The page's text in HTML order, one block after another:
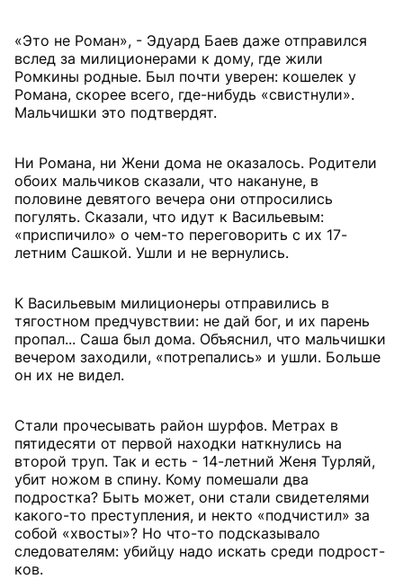
«Это не Роман», - Эдуард Баев даже отправился
вслед за милиционерами к дому, где жили
Ромкины родные. Был почти уверен: кошелек у
Романа, скорее всего, где-нибудь «свистнули».
Мальчишки это подтвердят.
Ни Романа, ни Жени дома не оказалось. Родители
обоих мальчиков сказали, что накануне, в
половине девятого вечера они отпросились
погулять. Сказали, что идут к Васильевым:
«приспичило» о чем-то переговорить с их 17-
летним Сашкой. Ушли и не вернулись.
К Васильевым милиционеры отправились в
тягостном предчувствии: не дай бог, и их парень
пропал... Саша был дома. Объяснил, что мальчишки
вечером заходили, «потрепались» и ушли. Больше
он их не видел.
Стали прочесывать район шурфов. Метрах в
пятидесяти от первой находки наткнулись на
второй труп. Так и есть - 14-летний Женя Турляй,
убит ножом в спину. Кому помешали два
подростка? Быть может, они стали свидетелями
какого-то преступления, и некто «подчистил» за
собой «хвосты»? Но что-то подсказывало
следователям: убийцу надо искать среди подрост-
ков.